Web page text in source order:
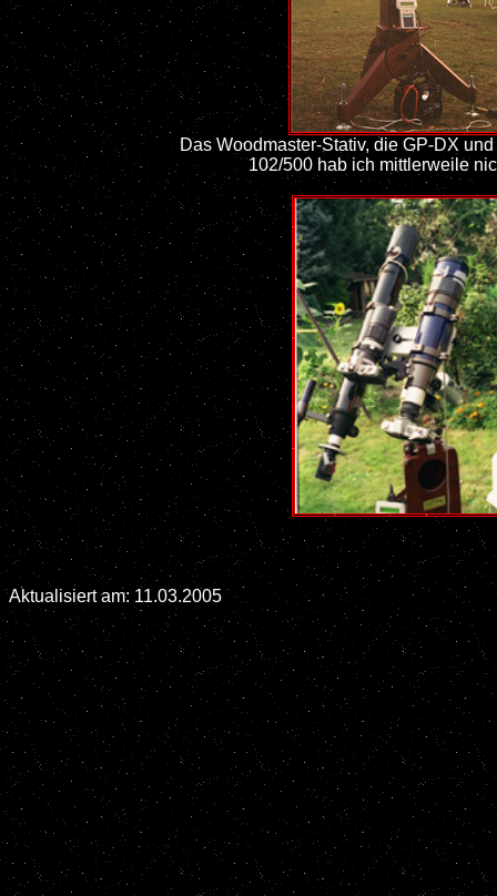
Das Woodmaster-Stativ, die GP-DX
102/500 hab ich mittlerweile
Aktualisiert am: 11.03.2005